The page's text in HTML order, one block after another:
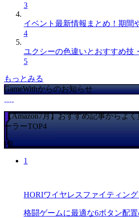
3
イベント最新情報まとめ！期間
4
ユクシーの色違いとおすすめ技
5
もっとみる
GameWithからのお知らせ
【Amazon7月】おすすめ記事からよ
ーラーTOP4
PR
1
HORIワイヤレスファイティン
格闘ゲームに最適な6ボタン配